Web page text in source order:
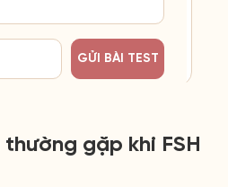
GỬI BÀI TEST
gặp khi FSH